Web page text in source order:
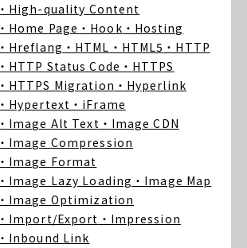
・High-quality Content
・Home Page ・Hook ・Hosting
・Hreflang ・HTML ・HTML5 ・HTTP
・HTTP Status Code ・HTTPS
・HTTPS Migration ・Hyperlink
・Hypertext ・iFrame
・Image Alt Text ・Image CDN
・Image Compression
・Image Format
・Image Lazy Loading ・Image Map
・Image Optimization
・Import/Export ・Impression
・Inbound Link